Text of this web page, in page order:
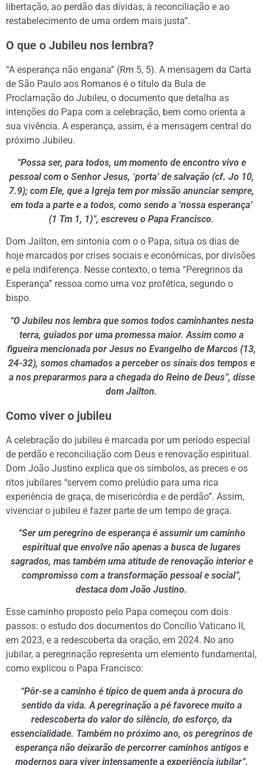
libertação, ao perdão das dívidas, à reconciliação e ao
restabelecimento de uma ordem mais justa”.
O que o Jubileu nos lembra?
“A esperança não engana” (Rm 5, 5). A mensagem da Carta
de São Paulo aos Romanos é o título da Bula de
Proclamação do Jubileu, o documento que detalha as
intenções do Papa com a celebração, bem como orienta a
sua vivência. A esperança, assim, é a mensagem central do
próximo Jubileu.
“Possa ser, para todos, um momento de encontro vivo e
pessoal com o Senhor Jesus, ‘porta’ de salvação (cf. Jo 10,
7.9); com Ele, que a Igreja tem por missão anunciar sempre,
em toda a parte e a todos, como sendo a ‘nossa esperança’
(1 Tm 1, 1)”, escreveu o Papa Francisco.
Dom Jailton, em sintonia com o o Papa, situa os dias de
hoje marcados por crises sociais e econômicas, por divisões
e pela indiferença. Nesse contexto, o tema “Peregrinos da
Esperança” ressoa como uma voz profética, segundo o
bispo.
“O Jubileu nos lembra que somos todos caminhantes nesta
terra, guiados por uma promessa maior. Assim como a
figueira mencionada por Jesus no Evangelho de Marcos (13,
24-32), somos chamados a perceber os sinais dos tempos e
a nos prepararmos para a chegada do Reino de Deus”, disse
dom Jailton.
Como viver o jubileu
A celebração do jubileu é marcada por um período especial
de perdão e reconciliação com Deus e renovação espiritual.
Dom João Justino explica que os símbolos, as preces e os
ritos jubilares “servem como prelúdio para uma rica
experiência de graça, de misericórdia e de perdão”. Assim,
vivenciar o jubileu é fazer parte de um tempo de graça.
“Ser um peregrino de esperança é assumir um caminho
espiritual que envolve não apenas a busca de lugares
sagrados, mas também uma atitude de renovação interior e
compromisso com a transformação pessoal e social”,
destaca dom João Justino.
Esse caminho proposto pelo Papa começou com dois
passos: o estudo dos documentos do Concílio Vaticano II,
em 2023, e a redescoberta da oração, em 2024. No ano
jubilar, a peregrinação representa um elemento fundamental,
como explicou o Papa Francisco:
“Pôr-se a caminho é típico de quem anda à procura do
sentido da vida. A peregrinação a pé favorece muito a
redescoberta do valor do silêncio, do esforço, da
essencialidade. Também no próximo ano, os peregrinos de
esperança não deixarão de percorrer caminhos antigos e
modernos para viver intensamente a experiência jubilar”.